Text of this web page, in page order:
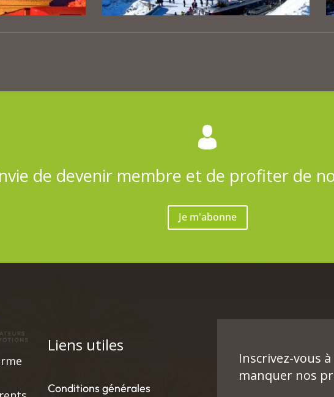
de devenir membre et de profiter de
Je m'abonne
Liens utiles
Conditions générales
Inscrivez-vous
manquer nos